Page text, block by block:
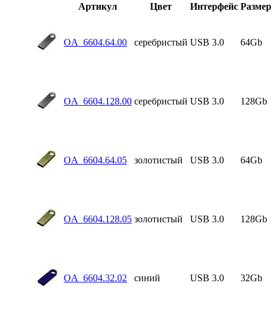
Артикул
Цвет Интерфейс Размер
OA_6604.64.00 серебристый USB 3.0 64Gb
OA_6604.128.00 серебристый USB 3.0 128Gb
OA_6604.64.05 золотистый USB 3.0 64Gb
OA_6604.128.05 золотистый USB 3.0 128Gb
OA_6604.32.02 синий USB 3.0 32Gb